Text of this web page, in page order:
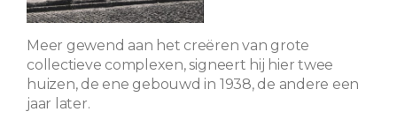
Meer gewend aan het creëren van grote
collectieve complexen, signeert hij hier twee
huizen, de ene gebouwd in 1938, de andere een
jaar later.